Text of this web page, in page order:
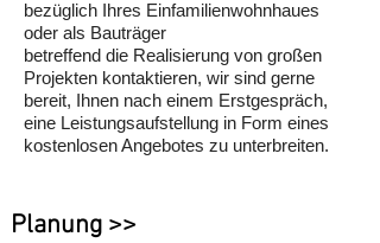
bezüglich Ihres Einfamilienwohnhaues
oder als Bauträger
betreffend die Realisierung von großen
Projekten kontaktieren, wir sind gerne
bereit, Ihnen nach einem Erstgespräch,
eine Leistungsaufstellung in Form eines
kostenlosen Angebotes zu unterbreiten.
Planung >>